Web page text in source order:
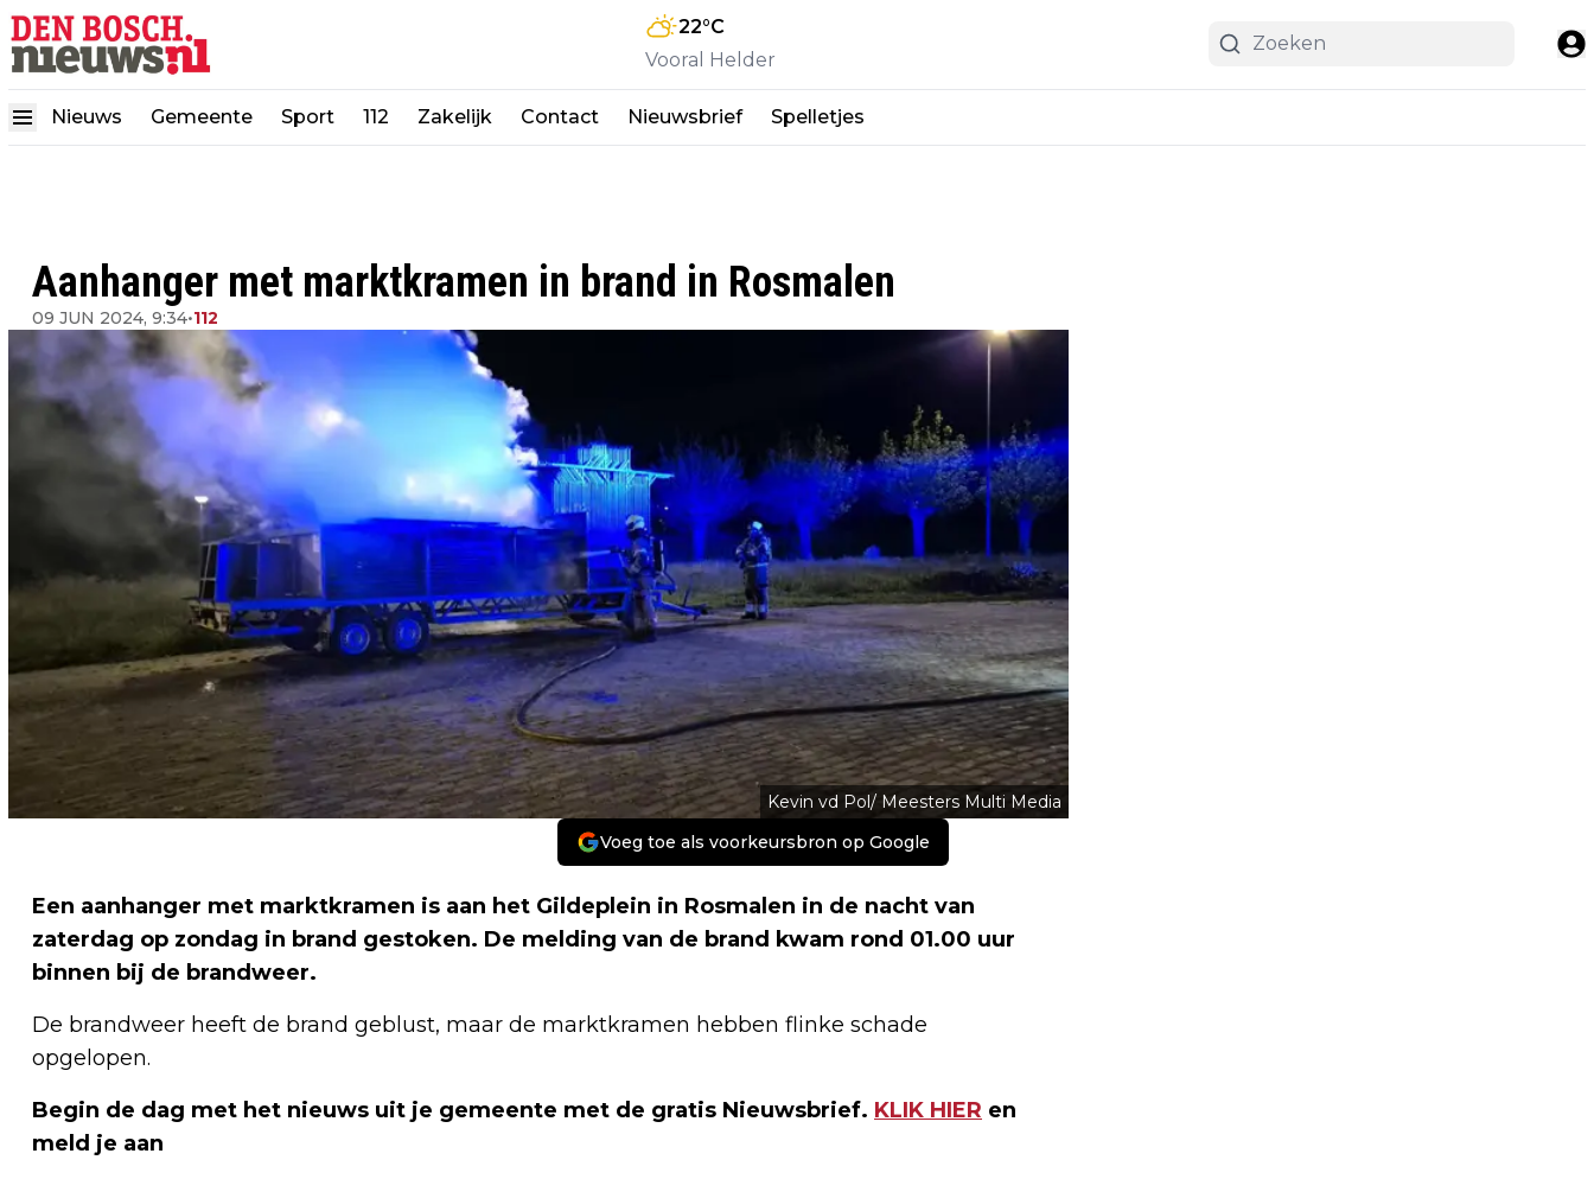
22°C
Vooral Helder
Nieuws Gemeente Sport 112 Zakelijk Contact Nieuwsbrief Spelletjes
Aanhanger met marktkramen in brand in Rosmalen
09 JUN 2024, 9:34•112
Kevin vd Pol/ Meesters Multi Media
Voeg toe als voorkeursbron op Google
Een aanhanger met marktkramen is aan het Gildeplein in Rosmalen in de nacht van
zaterdag op zondag in brand gestoken. De melding van de brand kwam rond 01.00 uur
binnen bij de brandweer.
De brandweer heeft de brand geblust, maar de marktkramen hebben flinke schade
opgelopen.
Begin de dag met het nieuws uit je gemeente met de gratis Nieuwsbrief. KLIK HIER en
meld je aan